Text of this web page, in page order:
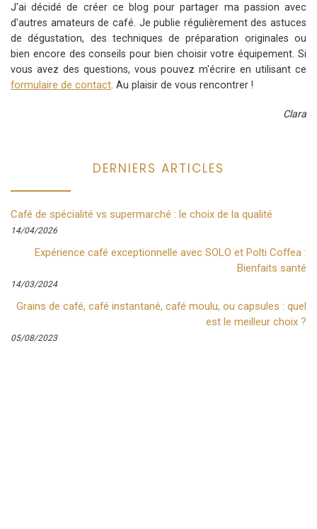
J'ai décidé de créer ce blog pour partager ma passion avec
d'autres amateurs de café. Je publie régulièrement des astuces
de dégustation, des techniques de préparation originales ou
bien encore des conseils pour bien choisir votre équipement. Si
vous avez des questions, vous pouvez m'écrire en utilisant ce
formulaire de contact . Au plaisir de vous rencontrer !
Clara
DERNIERS ARTICLES
Café de spécialité vs supermarché : le choix de la qualité
14/04/2026
Expérience café exceptionnelle avec SOLO et Polti Coffea :
Bienfaits santé
14/03/2024
Grains de café, café instantané, café moulu, ou capsules : quel
est le meilleur choix ?
05/08/2023